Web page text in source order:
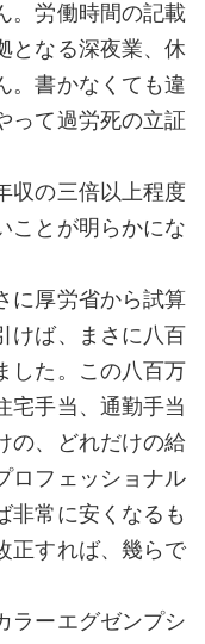
。労働時間の記載
となる深夜業、休
。書かなくても違
って過労死の立証
収の三倍以上程度
ことが明らかにな
に厚労省から試算
けば、まさに八百
した。この八百万
宅手当、通勤手当
の、どれだけの給
ロフェッショナル
非常に安くなるも
正すれば、幾らで
ラーエグゼンプシ